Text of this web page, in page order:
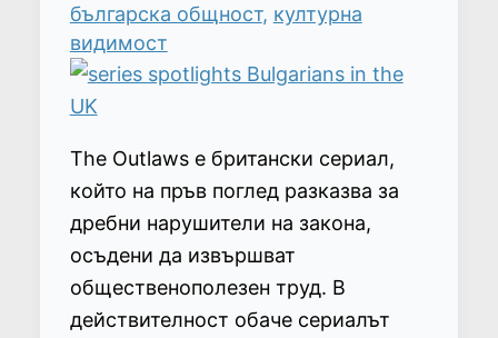
българска общност, културна
видимост
The Outlaws е британски сериал,
който на пръв поглед разказва за
дребни нарушители на закона,
осъдени да извършват
общественополезен труд. В
действителност обаче сериалът